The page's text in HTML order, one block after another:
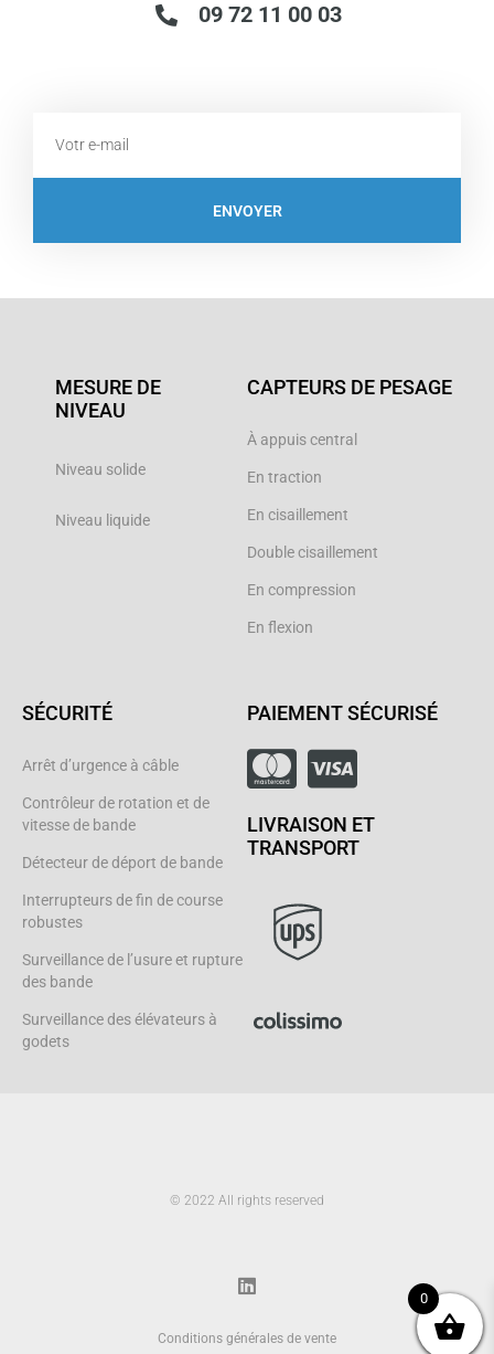
09 72 11 00 03
ENVOYER
MESURE DE
NIVEAU
Niveau solide
Niveau liquide
CAPTEURS DE PESAGE
À appuis central
En traction
En cisaillement
Double cisaillement
En compression
En flexion
SÉCURITÉ
Arrêt d’urgence à câble
Contrôleur de rotation et de
vitesse de bande
Détecteur de déport de bande
Interrupteurs de fin de course
robustes
Surveillance de l’usure et rupture
des bande
Surveillance des élévateurs à
godets
PAIEMENT SÉCURISÉ
LIVRAISON ET
TRANSPORT
© 2022 All rights reserved
n
k
d
Conditions générales de vente
0